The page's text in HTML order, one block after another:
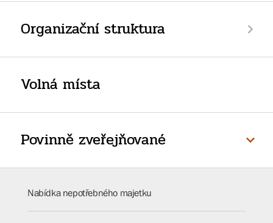
Organizační struktura
Volná místa
Povinně zveřejňované
Nabídka nepotřebného majetku